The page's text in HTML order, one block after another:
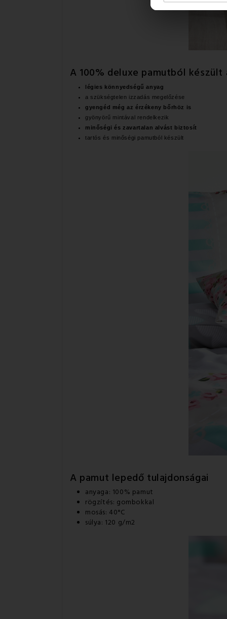
A 100% deluxe pamutból készült
légies könnyedségű anyag
a szükségtelen izzadás megelőzése
gyengéd még az érzékeny bőrhöz is
gyönyörű mintával rendelkezik
minőségi és zavartalan alvást biztosít
tartós és minőségi pamutból készült
A pamut lepedő tulajdonságai
anyaga: 100% pamut
rögzítés: gombokkal
mosás: 40°C
súlya: 120 g/m2